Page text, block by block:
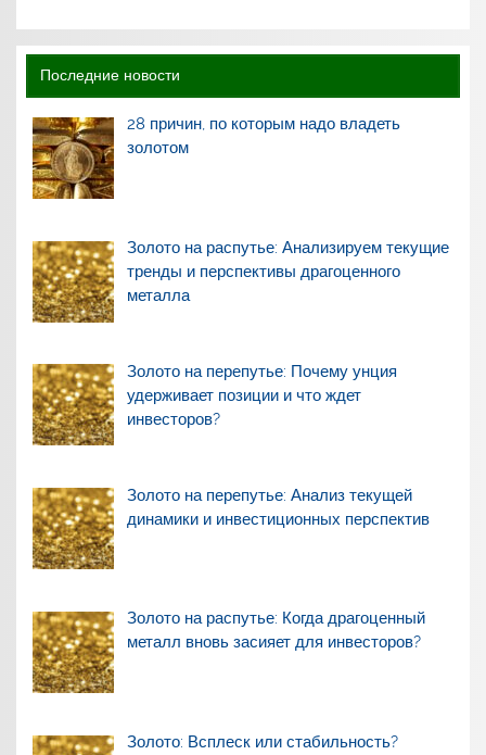
Последние новости
28 причин, по которым надо владеть
золотом
Золото на распутье: Анализируем текущие
тренды и перспективы драгоценного
металла
Золото на перепутье: Почему унция
удерживает позиции и что ждет
инвесторов?
Золото на перепутье: Анализ текущей
динамики и инвестиционных перспектив
Золото на распутье: Когда драгоценный
металл вновь засияет для инвесторов?
Золото: Всплеск или стабильность?